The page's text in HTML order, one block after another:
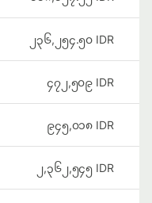
၂၃၆,၂၅၄.၅၀ IDR
၄၇၂,၅၀၉ IDR
၉၄၅,၀၁၈ IDR
၂,၃၆၂,၅၄၅ IDR